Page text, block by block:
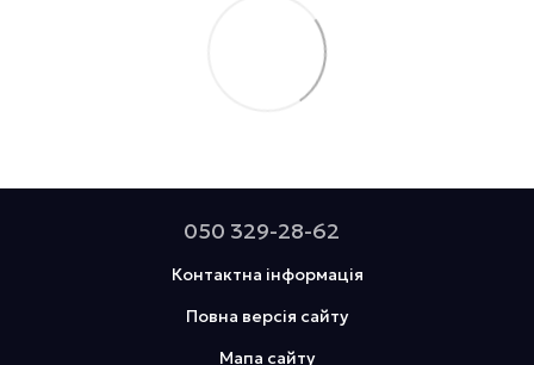
050 329-28-62
Контактна інформація
Повна версія сайту
Мапа сайту